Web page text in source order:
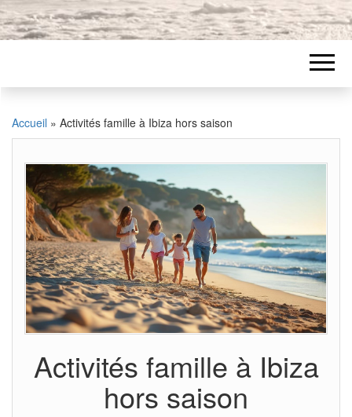
Accueil » Activités famille à Ibiza hors saison
Activités famille à Ibiza
hors saison